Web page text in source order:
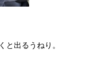
と出るうねり。